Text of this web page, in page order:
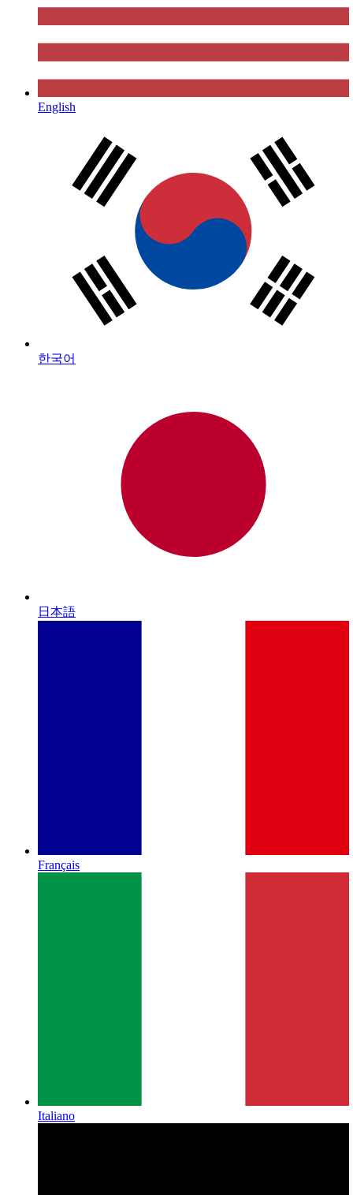
English
한국어
日本語
Français
Italiano